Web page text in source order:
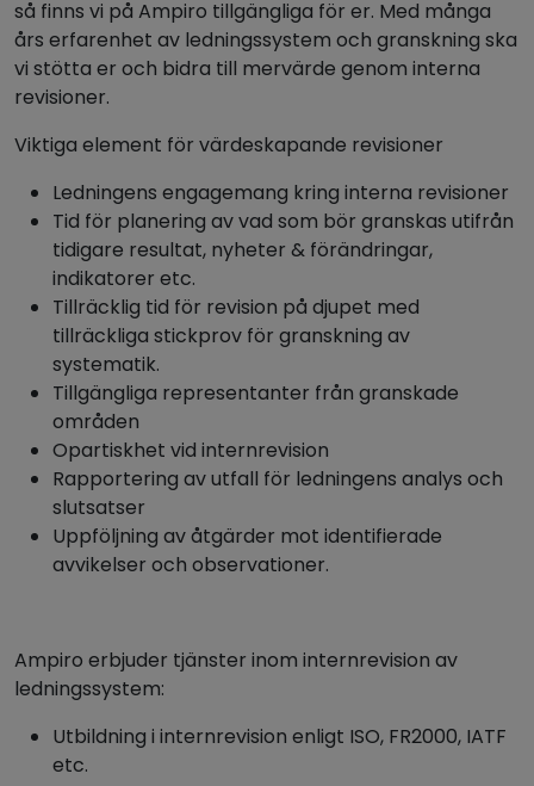
så finns vi på Ampiro tillgängliga för er. Med många
års erfarenhet av ledningssystem och granskning ska
vi stötta er och bidra till mervärde genom interna
revisioner.
Viktiga element för värdeskapande revisioner
Ledningens engagemang kring interna revisioner
Tid för planering av vad som bör granskas utifrån
tidigare resultat, nyheter & förändringar,
indikatorer etc.
Tillräcklig tid för revision på djupet med
tillräckliga stickprov för granskning av
systematik.
Tillgängliga representanter från granskade
områden
Opartiskhet vid internrevision
Rapportering av utfall för ledningens analys och
slutsatser
Uppföljning av åtgärder mot identifierade
avvikelser och observationer.
Ampiro erbjuder tjänster inom internrevision av
ledningssystem:
Utbildning i internrevision enligt ISO, FR2000, IATF
etc.